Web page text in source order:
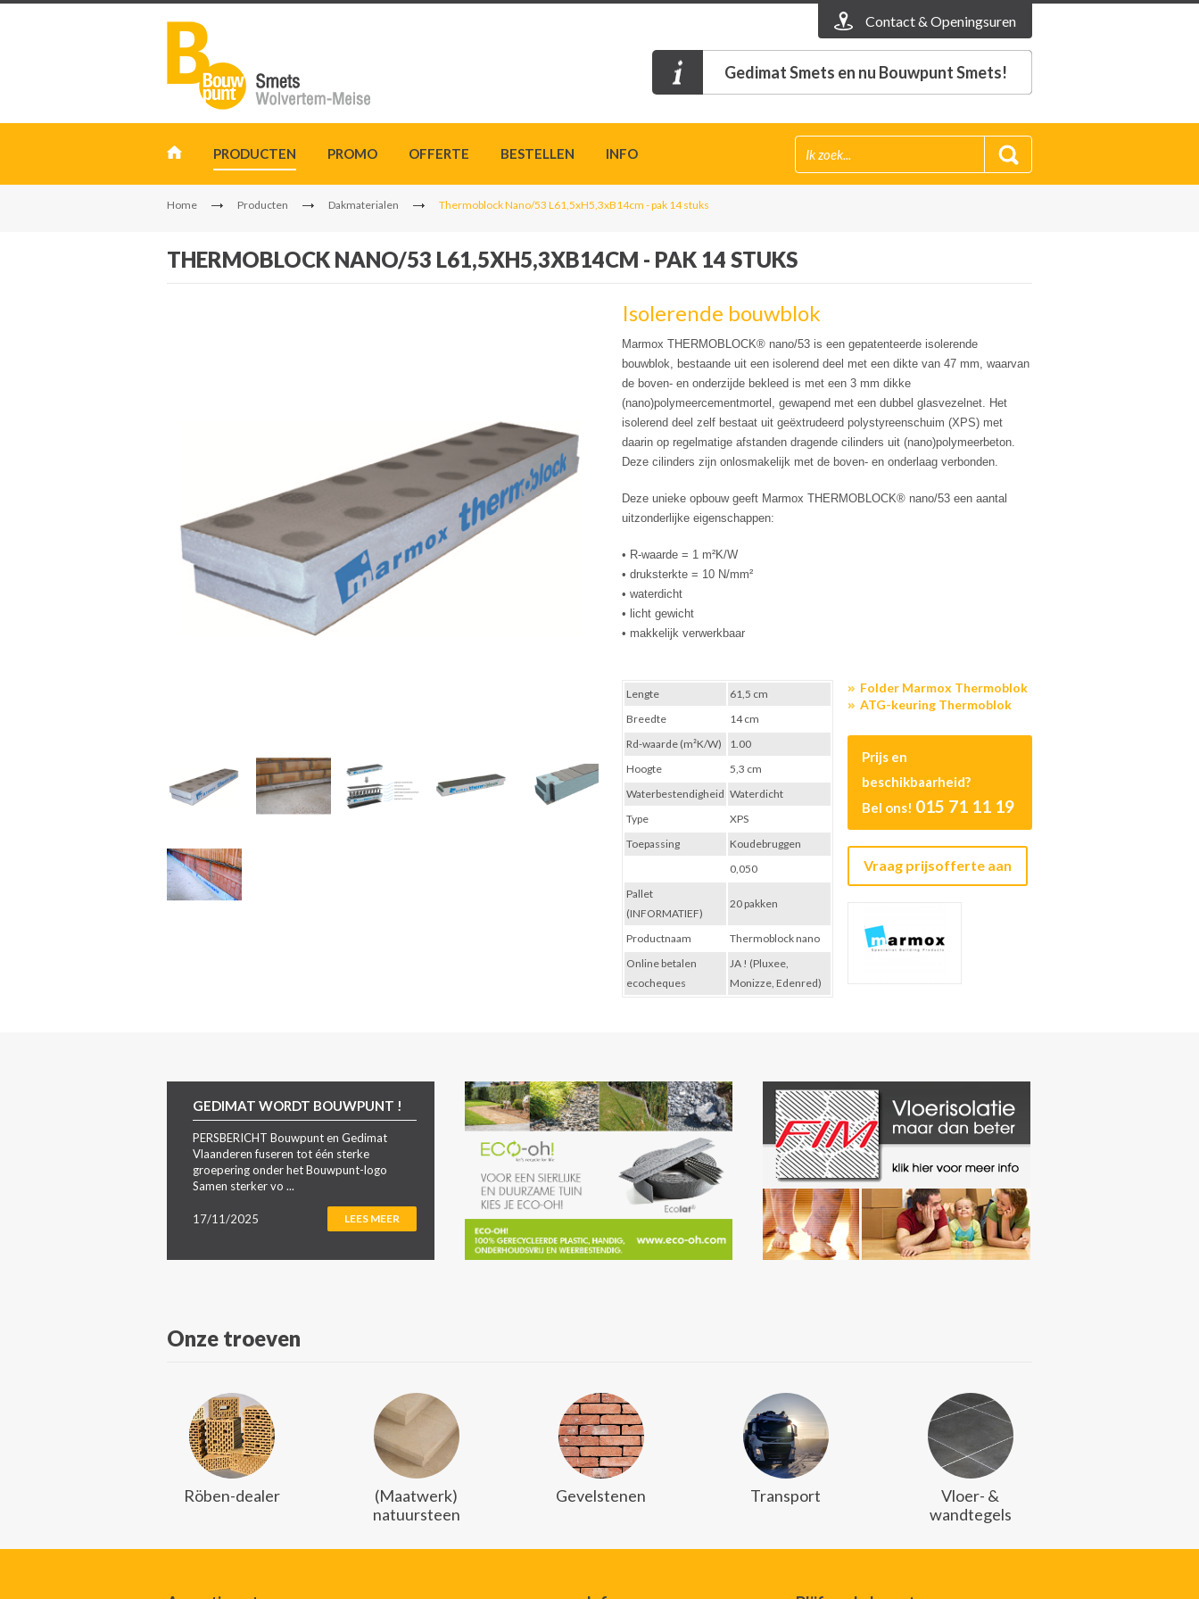
Contact & Openingsuren
Gedimat Smets en nu Bouwpunt Smets!
PRODUCTEN PROMO OFFERTE BESTELLEN INFO
Home Producten Dakmaterialen Thermoblock Nano/53 L61,5xH5,3xB14cm - pak 14 stuks
THERMOBLOCK NANO/53 L61,5XH5,3XB14CM - PAK 14 STUKS
Isolerende bouwblok
Marmox THERMOBLOCK® nano/53 is een gepatenteerde isolerende
bouwblok, bestaande uit een isolerend deel met een dikte van 47 mm, waarvan
de boven- en onderzijde bekleed is met een 3 mm dikke
(nano)polymeercementmortel, gewapend met een dubbel glasvezelnet. Het
isolerend deel zelf bestaat uit geëxtrudeerd polystyreenschuim (XPS) met
daarin op regelmatige afstanden dragende cilinders uit (nano)polymeerbeton.
Deze cilinders zijn onlosmakelijk met de boven- en onderlaag verbonden.
Deze unieke opbouw geeft Marmox THERMOBLOCK® nano/53 een aantal
uitzonderlijke eigenschappen:
• R-waarde = 1 m²K/W
• druksterkte = 10 N/mm²
• waterdicht
• licht gewicht
​• makkelijk verwerkbaar
Folder Marmox Thermoblok
ATG-keuring Thermoblok
Prijs en
beschikbaarheid?
Bel ons! 015 71 11 19
Vraag prijsofferte aan
Lengte
61,5 cm
Breedte
14 cm
Rd-waarde (m²K/W)
1.00
Hoogte
5,3 cm
Waterbestendigheid Waterdicht
Type
XPS
Toepassing
Koudebruggen
0,050
Pallet
(INFORMATIEF)
20 pakken
Productnaam
Thermoblock nano
Online betalen
ecocheques
JA ! (Pluxee,
Monizze, Edenred)
GEDIMAT WORDT BOUWPUNT !
PERSBERICHT Bouwpunt en Gedimat
Vlaanderen fuseren tot één sterke
groepering onder het Bouwpunt-logo
Samen sterker vo ...
17/11/2025 LEES MEER
Onze troeven
Röben-dealer
(Maatwerk)
natuursteen
Gevelstenen Transport
Vloer- &
wandtegels